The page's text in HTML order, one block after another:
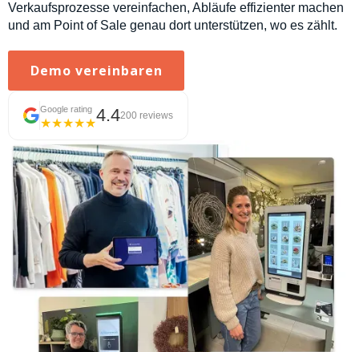
Verkaufsprozesse vereinfachen, Abläufe effizienter machen
und am Point of Sale genau dort unterstützen, wo es zählt.
Demo vereinbaren
Google rating
★★★★★4.4200 reviews